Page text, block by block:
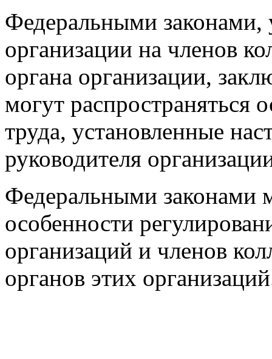
Федеральными
организации на членов
органа организации,
могут распространяться
труда, установленные
руководителя
Федеральными законами
особенности
организаций и членов
органов этих